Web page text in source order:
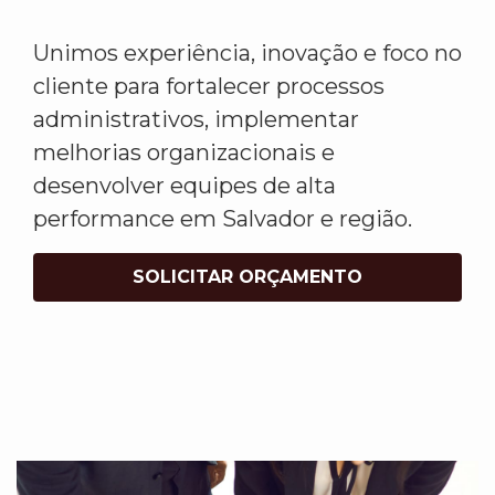
Unimos experiência, inovação e foco no
cliente para fortalecer processos
administrativos, implementar
melhorias organizacionais e
desenvolver equipes de alta
performance em Salvador e região.
SOLICITAR ORÇAMENTO